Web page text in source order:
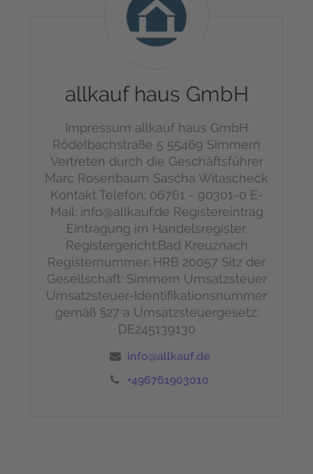
GmbH
allkauf haus GmbH
Impressum allkauf haus GmbH
Rödelbachstraße 5 55469 Simmern
Vertreten durch die Geschäftsführer
Marc Rosenbaum Sascha Witascheck
KontaktTelefon: 06761 - 90301-0 E-
Mail: info@allkauf.de Registereintrag
Eintragung im Handelsregister.
Registergericht:Bad Kreuznach
Registernummer: HRB 20057 Sitz der
Gesellschaft: Simmern Umsatzsteuer
Umsatzsteuer-Identifikationsnummer
gemäß §27 a Umsatzsteuergesetz:
DE245139130
info@allkauf.de
+496761903010